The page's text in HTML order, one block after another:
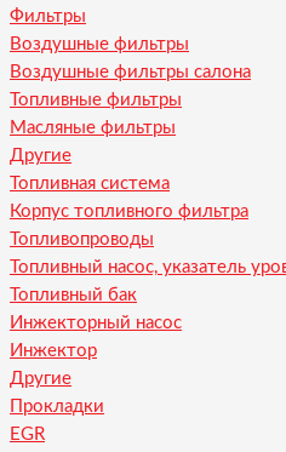
Фильтры
Воздушные фильтры
Воздушные фильтры салона
Топливные фильтры
Масляные фильтры
Другие
Топливная система
Корпус топливного фильтра
Топливопроводы
Топливный насос, указатель
Топливный бак
Инжекторный насос
Инжектор
Другие
Прокладки
EGR